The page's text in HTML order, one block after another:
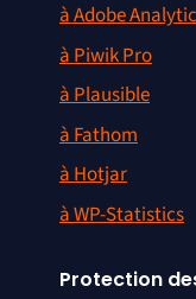
à Adobe
à Piwik Pro
à Plausible
à Fathom
à Hotjar
à WP-Statistics
Protection